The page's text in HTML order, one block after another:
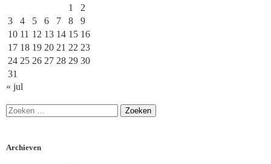
1
2
3
4 5 6 7 8
9
10 11 12 13 14 15 16
17 18 19 20 21 22 23
24 25 26 27 28 29 30
31
« jul
Archieven